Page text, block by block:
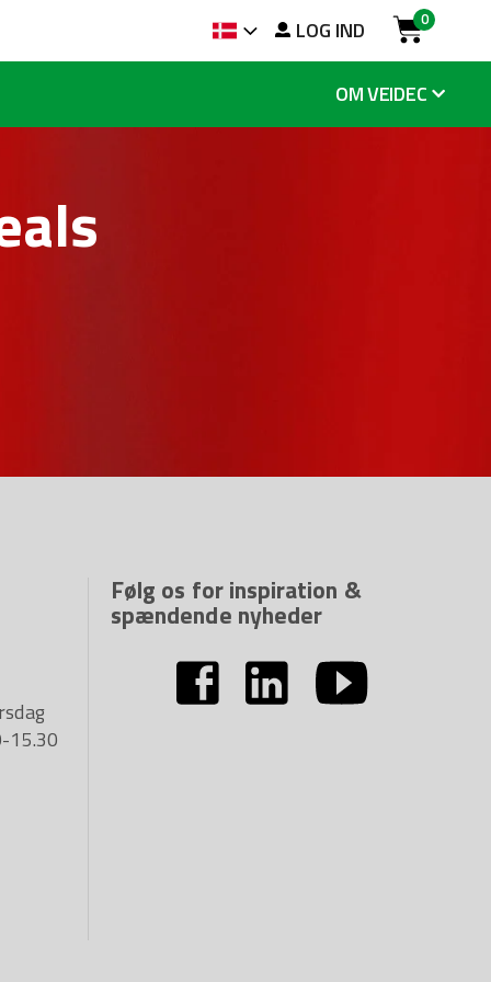
SprogLOG IND Cart
0
OM VEIDEC
15.30
Følg os for inspiration &
spændende nyheder